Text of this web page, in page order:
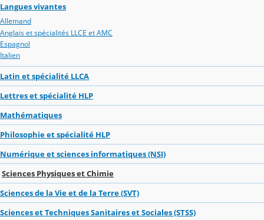
Langues vivantes
Allemand
Anglais et spécialités LLCE et AMC
Espagnol
Italien
Latin et spécialité LLCA
Lettres et spécialité HLP
Mathématiques
Philosophie et spécialité HLP
Numérique et sciences informatiques (NSI)
Sciences Physiques et Chimie
Sciences de la Vie et de la Terre (SVT)
Sciences et Techniques Sanitaires et Sociales (STSS)